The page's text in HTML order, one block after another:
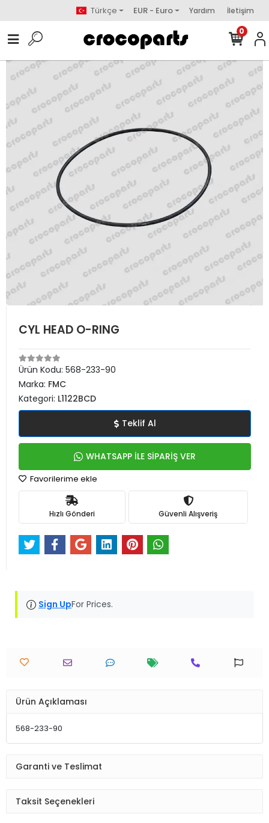
Türkçe EUR - Euro Yardım İletişim
0
CYL HEAD O-RING
Ürün Kodu: 568-233-90
Marka: FMC
Kategori: L1122BCD
Teklif Al
WHATSAPP İLE SİPARİŞ VER
Favorilerime ekle
Hızlı Gönderi Güvenli Alışveriş
Sign UpFor Prices.
Ürün Açıklaması
568-233-90
Garanti ve Teslimat
Taksit Seçenekleri